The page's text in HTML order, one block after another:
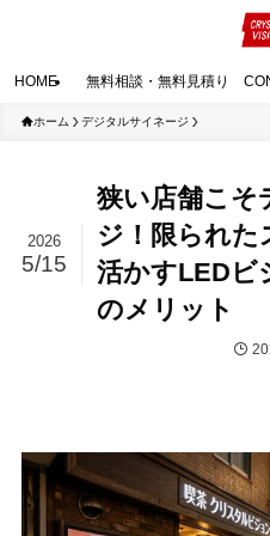
HOME 無料相談・無料見積り
ホーム デジタルサイネージ
狭い店舗こそ
ジ！限られた
活かすLEDビ
のメリット
2026
5/15